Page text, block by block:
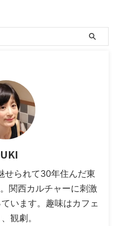
せられて30年住んだ東
関西カルチャーに刺激
います。趣味はカフェ
観劇。